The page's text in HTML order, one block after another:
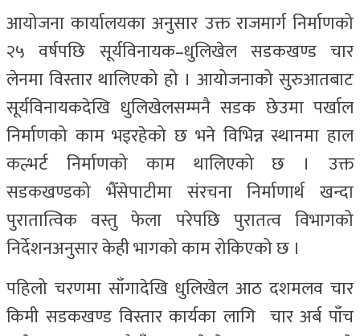
आयोजना कार्यालयका अनुसार उक्त राजमार्ग निर्माणको
२५ वर्षपछि सूर्यविनायक–धुलिखेल सडकखण्ड चार
लेनमा विस्तार थालिएको हो । आयोजनाको सुरुआतबाट
सूर्यविनायकदेखि धुलिखेलसम्मनै सडक छेउमा पर्खाल
निर्माणको काम भइरहेको छ भने विभिन्न स्थानमा हाल
कल्भर्ट निर्माणको काम थालिएको छ । उक्त
सडकखण्डको भैँसेपाटीमा संरचना निर्माणार्थ खन्दा
पुरातात्विक वस्तु फेला परेपछि पुरातत्व विभागको
निर्देशनअनुसार केही भागको काम रोकिएको छ ।
पहिलो चरणमा साँगादेखि धुलिखेल आठ दशमलव चार
किमी सडकखण्ड विस्तार कार्यका लागि चार अर्ब पाँच